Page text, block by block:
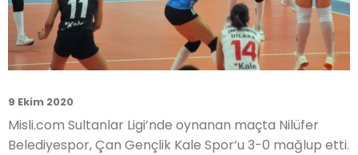
9 Ekim 2020
Misli.com Sultanlar Ligi’nde oynanan maçta Nilüfer
Belediyespor, Çan Gençlik Kale Spor’u 3-0 mağlup etti.